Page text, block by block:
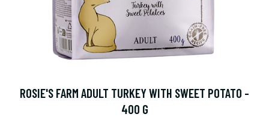
ROSIE'S FARM ADULT TURKEY WITH SWEET POTATO -
400 G